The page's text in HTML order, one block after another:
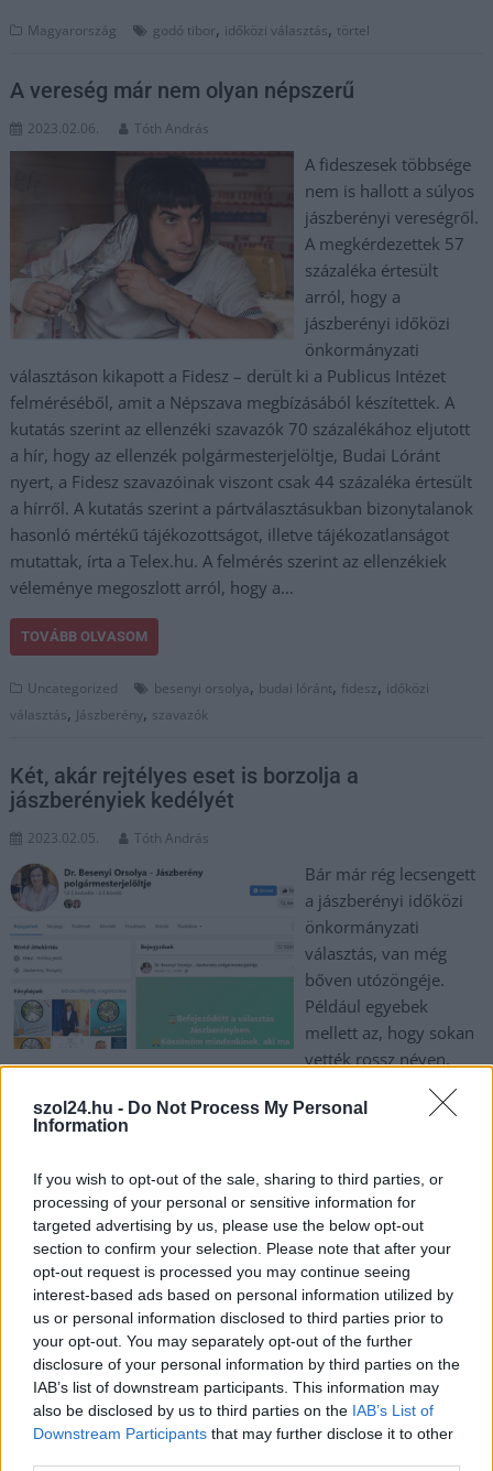
szol24.hu - Do Not Process My Personal
Information
If you wish to opt-out of the sale, sharing to third parties, or
processing of your personal or sensitive information for
targeted advertising by us, please use the below opt-out
section to confirm your selection. Please note that after your
opt-out request is processed you may continue seeing
interest-based ads based on personal information utilized by
us or personal information disclosed to third parties prior to
your opt-out. You may separately opt-out of the further
disclosure of your personal information by third parties on the
IAB’s list of downstream participants. This information may
also be disclosed by us to third parties on the IAB’s List of
Downstream Participants that may further disclose it to other
Magyarország godó tibor, időközi választás, törtel
A vereség már nem olyan népszerű
2023.02.06. Tóth András
A fideszesek többsége
nem is hallott a súlyos
jászberényi vereségről.
A megkérdezettek 57
százaléka értesült
arról, hogy a
jászberényi időközi
önkormányzati
választáson kikapott a Fidesz – derült ki a Publicus Intézet
felméréséből, amit a Népszava megbízásából készítettek. A
kutatás szerint az ellenzéki szavazók 70 százalékához eljutott
a hír, hogy az ellenzék polgármesterjelöltje, Budai Lóránt
nyert, a Fidesz szavazóinak viszont csak 44 százaléka értesült
a hírről. A kutatás szerint a pártválasztásukban bizonytalanok
hasonló mértékű tájékozottságot, illetve tájékozatlanságot
mutattak, írta a Telex.hu. A felmérés szerint az ellenzékiek
véleménye megoszlott arról, hogy a…
TOVÁBB OLVASOM
Uncategorized besenyi orsolya, budai lóránt, fidesz, időközi
választás, Jászberény, szavazók
Két, akár rejtélyes eset is borzolja a
jászberényiek kedélyét
2023.02.05. Tóth András
Bár már rég lecsengett
a jászberényi időközi
önkormányzati
választás, van még
bőven utózöngéje.
Például egyebek
mellett az, hogy sokan
vették rossz néven,
hogy Pócs János az első testületi ülésen, amelyen letették
esküjüket a képviselők, nem jelent meg. De nem volt jelen
Berkó Attila megyei kormánymegbízott sem, akit újabban
szerint ráadásul Pócs maga beszélte le Berkót arról, hogy részt
vegyen az eseményen. Bárhogy is történt, Pócs közösségi
oldalán semmit nyomát nem látni, hogy volt egy időközi
választás, ami talán nem véletlen, hiszen ezen úgy
elporolták…
TOVÁBB OLVASOM
JNSZ megyei hírek berkó attila,besenyi orsolya,főispán,időközi
választás , Jászberény ,Pócs János